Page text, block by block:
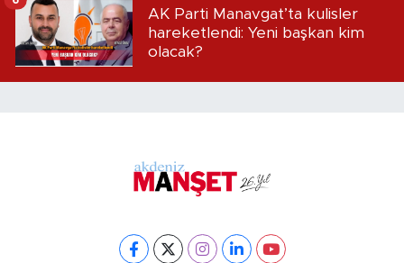
AK Parti Manavgat’ta kulisler
hareketlendi: Yeni başkan kim
olacak?